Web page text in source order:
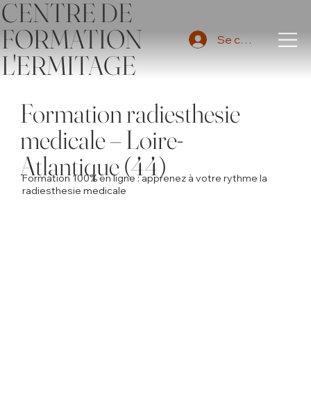
CENTRE DE
FORMATION
L'ERMITAGE
Se connecter
Formation radiesthesie
medicale – Loire-
Atlantique (44)
Formation 100% en ligne : apprenez à votre rythme la
radiesthesie medicale